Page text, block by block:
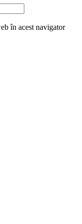
în acest navigator